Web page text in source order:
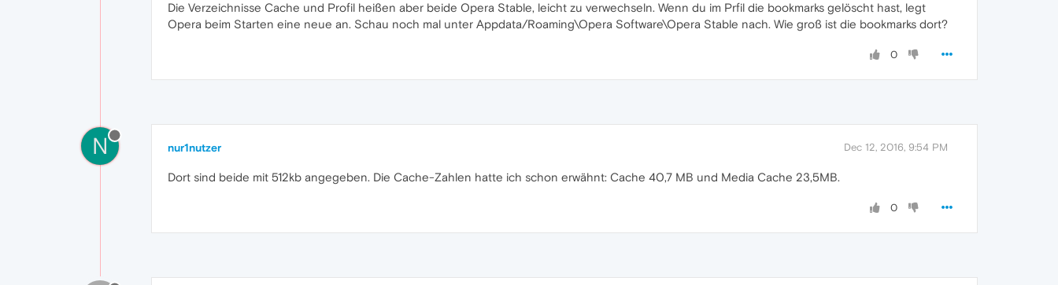
Die Verzeichnisse Cache und Profil heißen aber beide Opera Stable, leicht zu verwechseln. Wenn du im Prfil die bookmarks gelöscht hast, legt
Opera beim Starten eine neue an. Schau noch mal unter Appdata/Roaming\Opera Software\Opera Stable nach. Wie groß ist die bookmarks dort?
0
N nur1nutzer Dec 12, 2016, 9:54 PM
Dort sind beide mit 512kb angegeben. Die Cache-Zahlen hatte ich schon erwähnt: Cache 40,7 MB und Media Cache 23,5MB.
0